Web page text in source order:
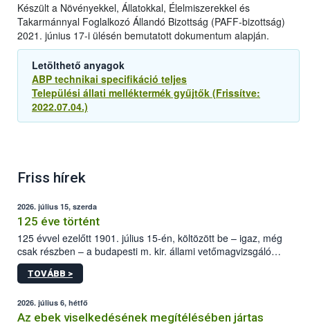
Készült a Növényekkel, Állatokkal, Élelmiszerekkel és
Takarmánnyal Foglalkozó Állandó Bizottság (PAFF-bizottság)
2021. június 17-i ülésén bemutatott dokumentum alapján.
Letölthető anyagok
ABP technikai specifikáció teljes
Települési állati melléktermék gyűjtők (Frissítve:
2022.07.04.)
Friss hírek
2026. július 15, szerda
125 éve történt
125 évvel ezelőtt 1901. július 15-én, költözött be – igaz, még
csak részben – a budapesti m. kir. állami vetőmagvizsgáló
állomás a Kis Rókus utca 15. szám alatti, Czigler Győző által
tervezett új épületébe.
TOVÁBB >
2026. július 6, hétfő
Az ebek viselkedésének megítélésében jártas